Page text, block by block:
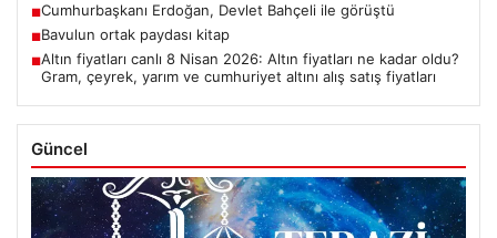
■Cumhurbaşkanı Erdoğan, Devlet Bahçeli ile görüştü
■Bavulun ortak paydası kitap
■Altın fiyatları canlı 8 Nisan 2026: Altın fiyatları ne kadar oldu?
Gram, çeyrek, yarım ve cumhuriyet altını alış satış fiyatları
Güncel